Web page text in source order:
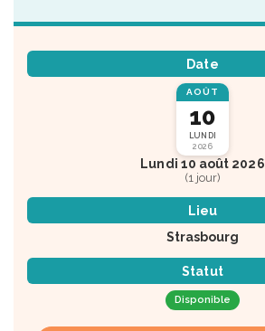
Date
AOÛT
10
LUNDI
2026
Lundi 10 août 2026
(1 jour)
Lieu
Strasbourg
Statut
Disponible